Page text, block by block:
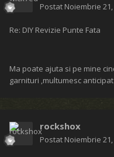
Postat Noiembrie 21,
Re: DIY Revizie Punte Fata
Ma poate ajuta si pe mine
garnituri ,multumesc anticipat
rockshox
Postat Noiembrie 21,